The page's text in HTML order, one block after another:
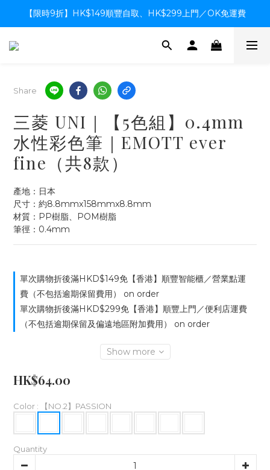
【限時9折】HK$149順豐自取、HK$299上門／OK免運費
【限時9折】HK$149順豐自取、HK$299上門／OK免運費
支付系統升級中，暫停信用卡支付至8月中，造成不便感謝諒解
Share
三菱 UNI｜【5色組】0.4mm
水性彩色筆｜EMOTT ever
fine（共8款）
產地：日本
尺寸：約8.8mmx158mmx8.8mm
材質：PP樹脂、POM樹脂
筆徑：0.4mm
單次購物折後滿HKD$149免【香港】順豐智能櫃／營業點運
費（不包括逾期保留費用） on order
單次購物折後滿HKD$299免【香港】順豐上門／便利店運費
（不包括逾期保留及偏遠地區附加費用） on order
Show more
HK$64.00
Color : 【NO.2】PASSION
Quantity